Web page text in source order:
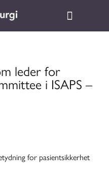
leder for
i ISAPS –
for pasientsikkerhet